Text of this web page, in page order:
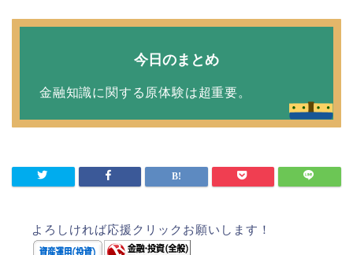
今日のまとめ
金融知識に関する原体験は超重要。
よろしければ応援クリックお願いします！